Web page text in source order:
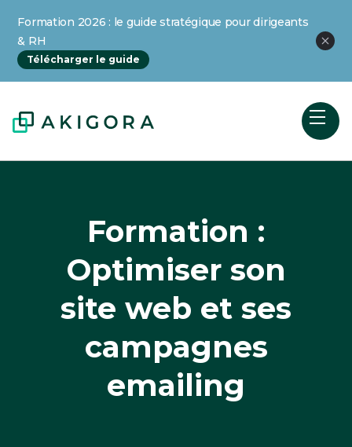
Formation 2026 : le guide stratégique pour dirigeants
& RH
Télécharger le guide
Formation :
Optimiser son
site web et ses
campagnes
emailing